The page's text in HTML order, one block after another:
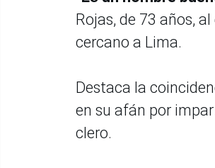
Rojas, de 73 años,
cercano a Lima.
Destaca la
en su afán por
clero.